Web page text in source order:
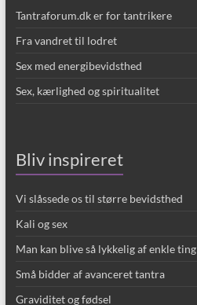
Tantraforum.dk er for tantrikere
Fra vandret til lodret
Sex med energibevidsthed
Sex, kærlighed og spiritualitet
Bliv inspireret
Vi slåssede os til større bevidsthed
Kali og sex
Man kan blive så lykkelig af enkle ting
Små bidder af avanceret tantra
Graviditet og fødsel